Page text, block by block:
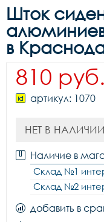
Шток
в
810 руб.
артикул: 1070
НЕТ В НАЛИЧИИ
Наличие в
Склад №1
Склад №2
добавить в